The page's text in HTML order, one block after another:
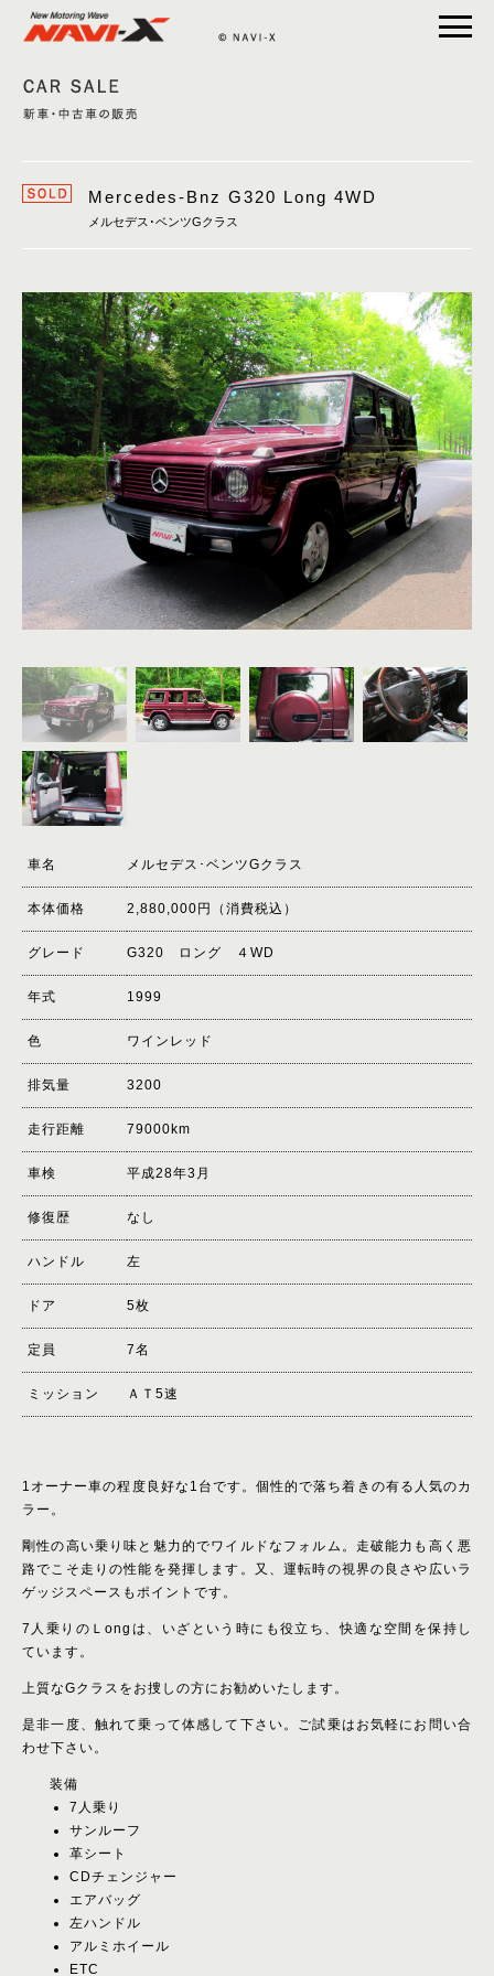
CAR
NEWS
COMAPNY
ACCESS
CONTACT
Mercedes-Bnz G320 Long 4WD
メルセデス･ベンツGクラス
車名 メルセデス･ベンツGクラス
本体価格 2,880,000円（消費税込）
グレード G320 ロング ４WD
年式 1999
色 ワインレッド
排気量 3200
走行距離 79000km
車検 平成28年3月
修復歴 なし
ハンドル 左
ドア 5枚
定員 7名
ミッション ＡＴ5速
1オーナー車の程度良好な1台です。個性的で落ち着きの有る人気のカ
ラー。
剛性の高い乗り味と魅力的でワイルドなフォルム。走破能力も高く悪
路でこそ走りの性能を発揮します。又、運転時の視界の良さや広いラ
ゲッジスペースもポイントです。
7人乗りのＬongは、いざという時にも役立ち、快適な空間を保持し
ています。
上質なGクラスをお捜しの方にお勧めいたします。
是非一度、触れて乗って体感して下さい。ご試乗はお気軽にお問い合
わせ下さい。
装備
7人乗り
サンルーフ
革シート
CDチェンジャー
エアバッグ
左ハンドル
アルミホイール
ETC